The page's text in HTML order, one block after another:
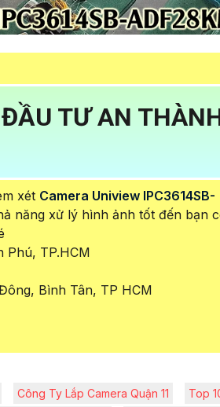
TƯ AN
xét Camera Uniview IPC3614SB-
năng xử lý hình ảnh tốt đến bạn
Phú, TP.HCM
Bình Tân, TP HCM
Công Ty Lắp Camera Quận 11
Top